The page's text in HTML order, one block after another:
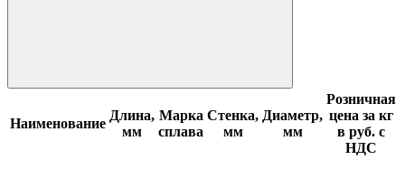
Наименование
Длина,
мм
Марка
сплава
Стенка,
мм
Диаметр,
мм
Розничная
цена за кг
в руб. с
НДС